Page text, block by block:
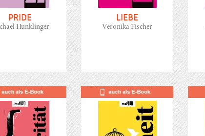
PRIDE
Hunklinger
LIEBE
Veronika Fischer